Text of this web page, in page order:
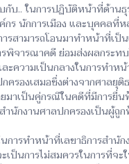
.. ในการปฏิบัติหน้าที่ด้านธุร
กร นักการเมือง และบุคคลที่
รสามารถโอนมาทำหน้าที่เป็
พิจารณาคดี ย่อมส่งผลกระท
ละความเป็นกลางในการทำ
ครองเสมอซึ่งต่างจากศาล
มาเป็นคู่กรณีในคดีที่มีการยื่
นักงานศาลปกครองเป็นผู้ถู
รทำหน้าที่เลขาธิการสำนัก
ะเป็นการไม่สมควรในการที่จ